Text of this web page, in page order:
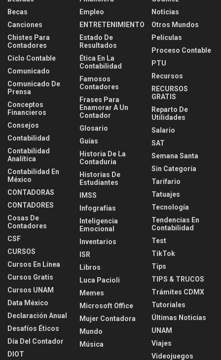
Becas
Canciones
Chistes Para
Contadores
Ciclo Contable
Comunicado
Comunicado De
Prensa
Conceptos
Financieros
Consejos
Contabilidad
Contabilidad
Analítica
Contabilidad En
México
CONTADORAS
CONTADORES
Cosas De
Contadores
CSF
CURSOS
Cursos En Línea
Cursos Gratis
Cursos UNAM
Data México
Declaración Anual
Desafíos Éticos
Día Del Contador
DIOT
Empleo
ENTRETENIMIENTO
Estado De
Resultados
Ética En La
Contabilidad
Famosos
Contadores
Frases Para
Enamorar A Un
Contador
Glosario
Guías
Historia De La
Contaduria
Historias De
Estudiantes
IMSS
Infografías
Inteligencia
Emocional
Inventarios
ISR
Libros
Luca Pacioli
Memes
Microsoft Office
Mujer Contadora
Mundo
Música
Noticias
Otros Mundos
Películas
Proceso Contable
PTU
Recursos
RECURSOS
GRATIS
Reparto De
Utilidades
Salario
SAT
Semana Santa
Sin Categoría
Tarifario
Tatuajes
Tecnología
Tendencias En
Contabilidad
Test
TikTok
Tips
TIPS & TRUCOS
Trámites CDMX
Tutoriales
Últimas Noticias
UNAM
Viajes
Videojuegos